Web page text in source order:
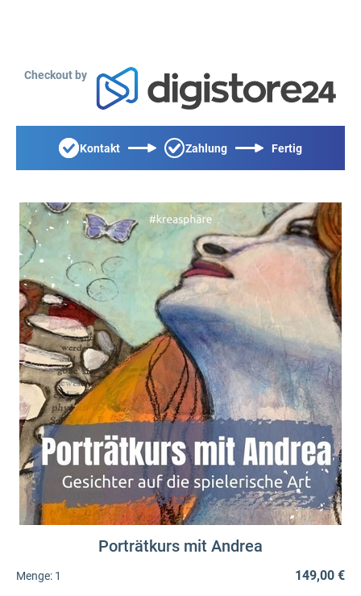
Checkout by
Kontakt Zahlung Fertig
Porträtkurs mit Andrea
Menge: 1 149,00 €